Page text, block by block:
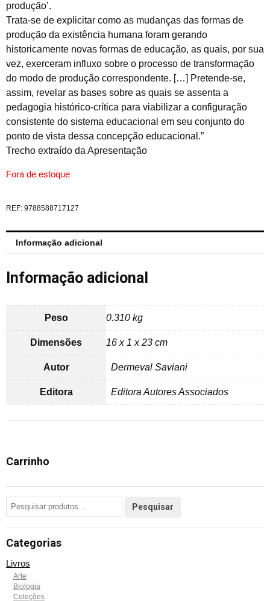
produção’.
Trata-se de explicitar como as mudanças das formas de
produção da existência humana foram gerando
historicamente novas formas de educação, as quais, por sua
vez, exerceram influxo sobre o processo de transformação
do modo de produção correspondente. […] Pretende-se,
assim, revelar as bases sobre as quais se assenta a
pedagogia histórico-crítica para viabilizar a configuração
consistente do sistema educacional em seu conjunto do
ponto de vista dessa concepção educacional.”
Trecho extraído da Apresentação
Fora de estoque
REF: 9788588717127
Informação adicional
Informação adicional
Peso 0.310 kg
Dimensões 16 x 1 x 23 cm
Autor Dermeval Saviani
Editora Editora Autores Associados
Carrinho
Categorias
Livros
Arte
Biologia
Coleções